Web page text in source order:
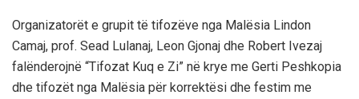
Organizatorët e grupit të tifozëve nga Malësia Lindon
Camaj, prof. Sead Lulanaj, Leon Gjonaj dhe Robert Ivezaj
falënderojnë “Tifozat Kuq e Zi” në krye me Gerti Peshkopia
dhe tifozët nga Malësia për korrektësi dhe festim me